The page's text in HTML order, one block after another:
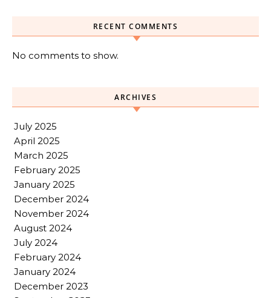
RECENT COMMENTS
No comments to show.
ARCHIVES
July 2025
April 2025
March 2025
February 2025
January 2025
December 2024
November 2024
August 2024
July 2024
February 2024
January 2024
December 2023